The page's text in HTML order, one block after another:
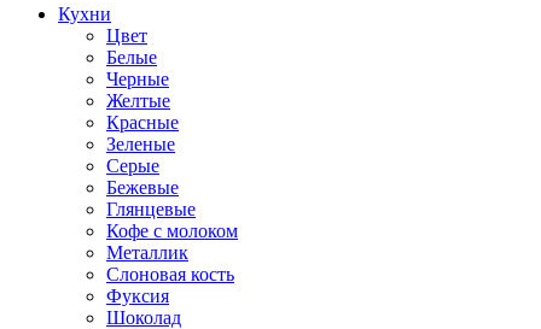
Кухни
Цвет
Белые
Черные
Желтые
Красные
Зеленые
Серые
Бежевые
Глянцевые
Кофе с молоком
Металлик
Слоновая кость
Фуксия
Шоколад